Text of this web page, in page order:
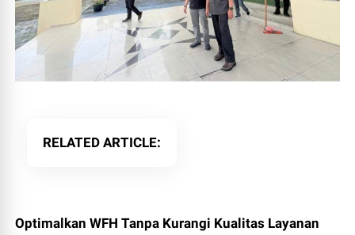
RELATED ARTICLE
Optimalkan WFH Tanpa Kurangi Kualitas Layanan